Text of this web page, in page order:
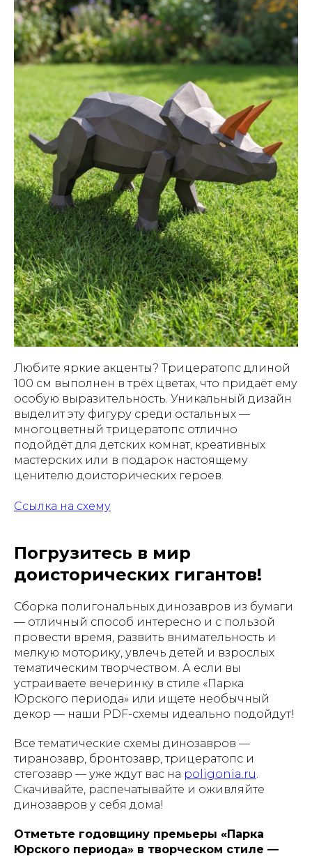
Любите яркие акценты? Трицератопс длиной
100 см выполнен в трёх цветах, что придаёт ему
особую выразительность. Уникальный дизайн
выделит эту фигуру среди остальных —
многоцветный трицератопс отлично
подойдёт для детских комнат, креативных
мастерских или в подарок настоящему
ценителю доисторических героев.
Ссылка на схему
Погрузитесь в мир
доисторических гигантов!
Сборка полигональных динозавров из бумаги
— отличный способ интересно и с пользой
провести время, развить внимательность и
мелкую моторику, увлечь детей и взрослых
тематическим творчеством. А если вы
устраиваете вечеринку в стиле «Парка
Юрского периода» или ищете необычный
декор — наши PDF-схемы идеально подойдут!
Все тематические схемы динозавров —
тиранозавр, бронтозавр, трицератопс и
стегозавр — уже ждут вас на poligonia.ru.
Скачивайте, распечатывайте и оживляйте
динозавров у себя дома!
Отметьте годовщину премьеры «Парка
Юрского периода» в творческом стиле —